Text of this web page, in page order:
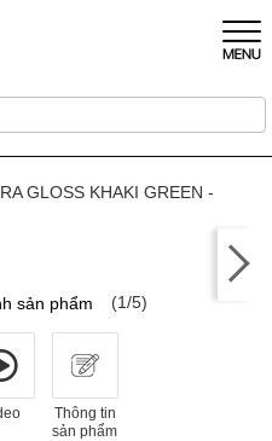
GLOSS KHAKI GREEN -
sản phẩm (1/5)
Thông tin
sản phẩm